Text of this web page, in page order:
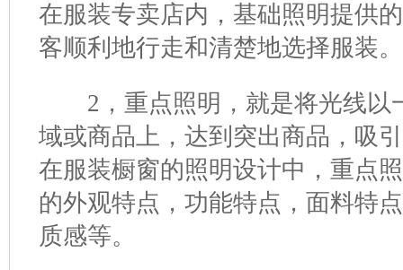
在服装专卖店内，基础照明提供
客顺利地行走和清楚地选择服装。
2，重点照明，就是将光线以
域或商品上，达到突出商品，吸
在服装橱窗的照明设计中，重点
的外观特点，功能特点，面料特
质感等。